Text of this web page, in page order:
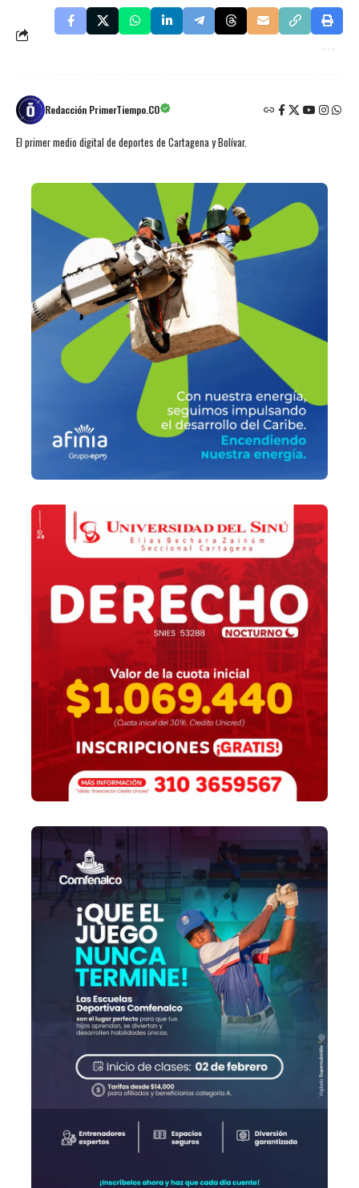
Redacción PrimerTiempo.CO
El primer medio digital de deportes de Cartagena y Bolívar.